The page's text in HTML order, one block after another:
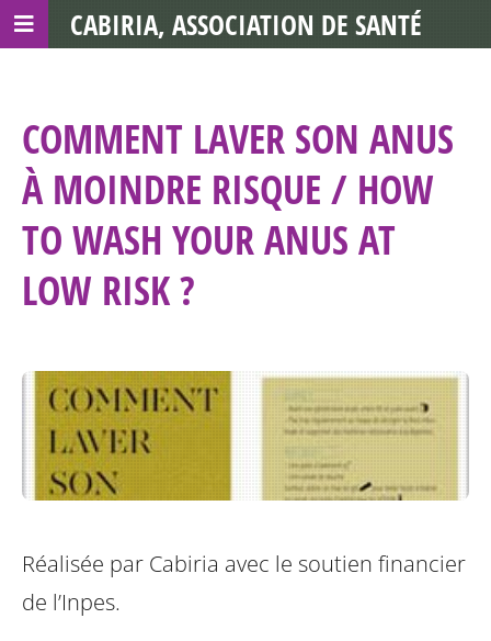
COMMENT LAVER SON ANUS
À MOINDRE RISQUE / HOW
TO WASH YOUR ANUS AT
LOW RISK ?
Réalisée par Cabiria avec le soutien financier
de l’Inpes.
CABIRIA, ASSOCIATION DE SANTÉ